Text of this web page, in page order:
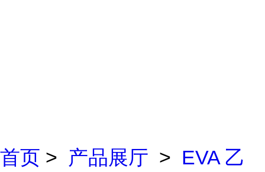
首页 > 产品展厅 > EVA 乙